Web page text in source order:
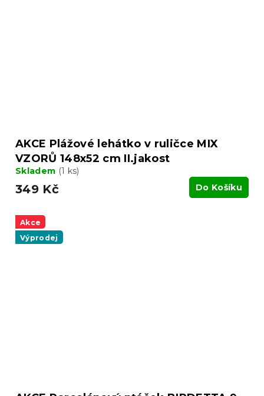
AKCE Plážové lehátko v ruličce MIX
VZORŮ 148x52 cm II.jakost
Skladem (1 ks)
349 Kč Do Košíku
Akce
Výprodej